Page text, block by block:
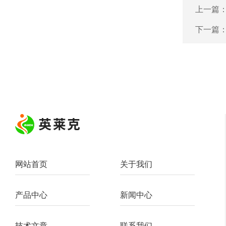
上一篇
下一篇
网站首页 关于我们
产品中心 新闻中心